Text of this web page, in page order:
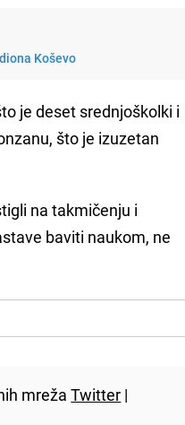
Koševo
je deset srednjoškolki i
što je izuzetan
na takmičenju i
baviti naukom, ne
mrežaTwitter |